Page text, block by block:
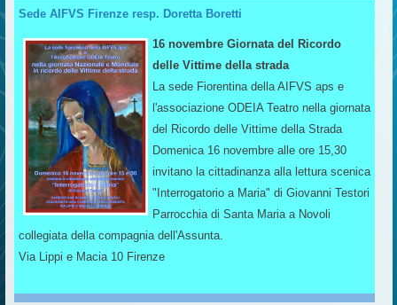
Sede AIFVS Firenze resp. Doretta Boretti
16 novembre Giornata del Ricordo
delle Vittime della strada
La sede Fiorentina della AIFVS aps e
l'associazione ODEIA Teatro nella giornata
del Ricordo delle Vittime della Strada
Domenica 16 novembre alle ore 15,30
invitano la cittadinanza alla lettura scenica
"Interrogatorio a Maria" di Giovanni Testori
Parrocchia di Santa Maria a Novoli
collegiata della compagnia dell'Assunta.
Via Lippi e Macia 10 Firenze